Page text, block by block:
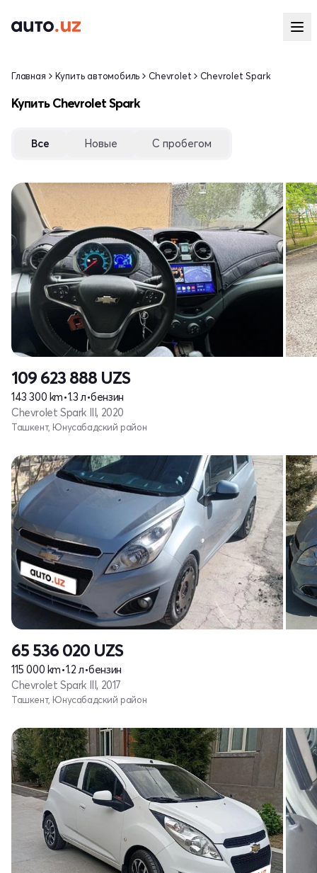
Главная Купить автомобиль Chevrolet Chevrolet Spark
Купить Chevrolet Spark
Все Новые С пробегом
109 623 888 UZS
143 300 km•1.3 л•бензин
Chevrolet Spark III, 2020
Ташкент, Юнусабадский район
65 536 020 UZS
115 000 km•1.2 л•бензин
Chevrolet Spark III, 2017
Ташкент, Юнусабадский район